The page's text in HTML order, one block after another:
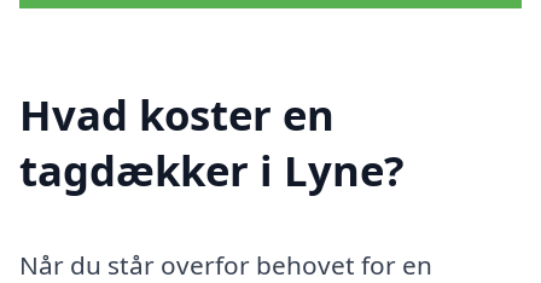
Hvad koster en
tagdækker i Lyne?
Når du står overfor behovet for en